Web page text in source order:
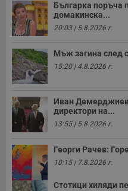
Българка поръча
домакинска...
20:03 | 5.8.2026 г.
Мъж загина след
15:20 | 4.8.2026 г.
Иван
директори на...
13:55 | 5.8.2026 г.
Георги Рачев:
10:15 | 7.8.2026 г.
Стотици хиляди